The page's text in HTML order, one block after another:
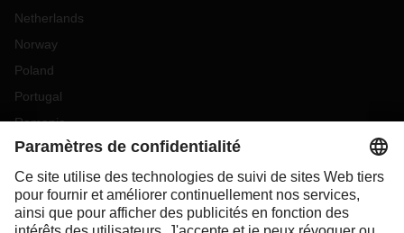
Netherlands
Norway
Poland
Portugal
Romania
Slovakia
Spain
Sweden
Switzerland( DE FR)